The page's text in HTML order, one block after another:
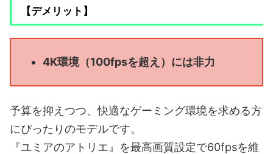
【デメリット】
4K環境（100fpsを超え）には非力
予算を抑えつつ、快適なゲーミング環境を求める方
にぴったりのモデルです。
『ユミアのアトリエ』を最高画質設定で60fpsを維